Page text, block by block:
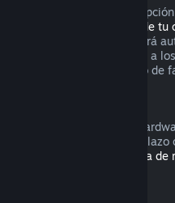
puedes cancelar una
detalles de tu
suscripción ya no se renovará
el acceso al contenido y a
hasta el final de tu ciclo de
un reembolso por el
de Steam dentro del
Política